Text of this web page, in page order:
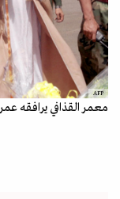
AFP
معمر القذافي يرافقه عمر